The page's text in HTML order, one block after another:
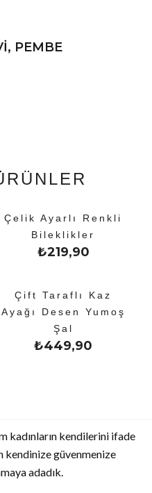
, PEMBE
Çelik Ayarlı Renkli
Bileklikler
₺219,90
Çift Taraflı Kaz
Ayağı Desen Yumoş
Şal
₺449,90
kadınların kendilerini ifade
kendinize güvenmenize
adadık.